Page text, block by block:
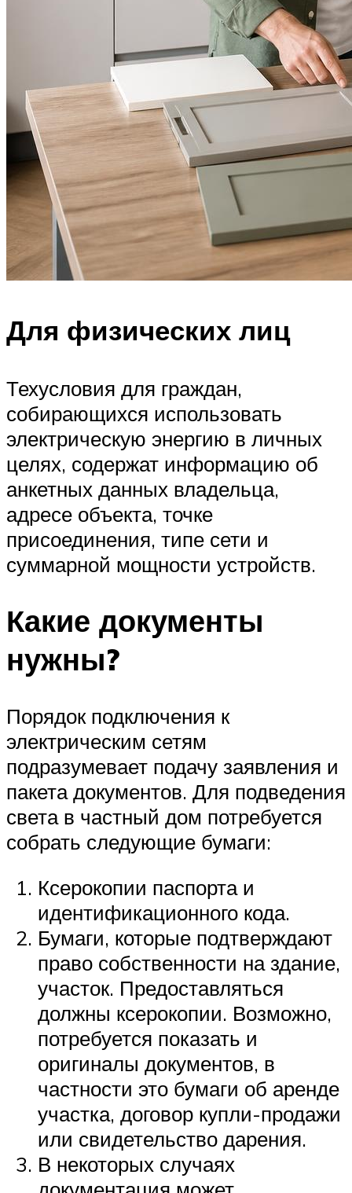
Для физических лиц
Техусловия для граждан,
собирающихся использовать
электрическую энергию в личных
целях, содержат информацию об
анкетных данных владельца,
адресе объекта, точке
присоединения, типе сети и
суммарной мощности устройств.
Какие документы
нужны?
Порядок подключения к
электрическим сетям
подразумевает подачу заявления и
пакета документов. Для подведения
света в частный дом потребуется
собрать следующие бумаги:
Ксерокопии паспорта и
идентификационного кода.
Бумаги, которые подтверждают
право собственности на здание,
участок. Предоставляться
должны ксерокопии. Возможно,
потребуется показать и
оригиналы документов, в
частности это бумаги об аренде
участка, договор купли-продажи
или свидетельство дарения.
В некоторых случаях